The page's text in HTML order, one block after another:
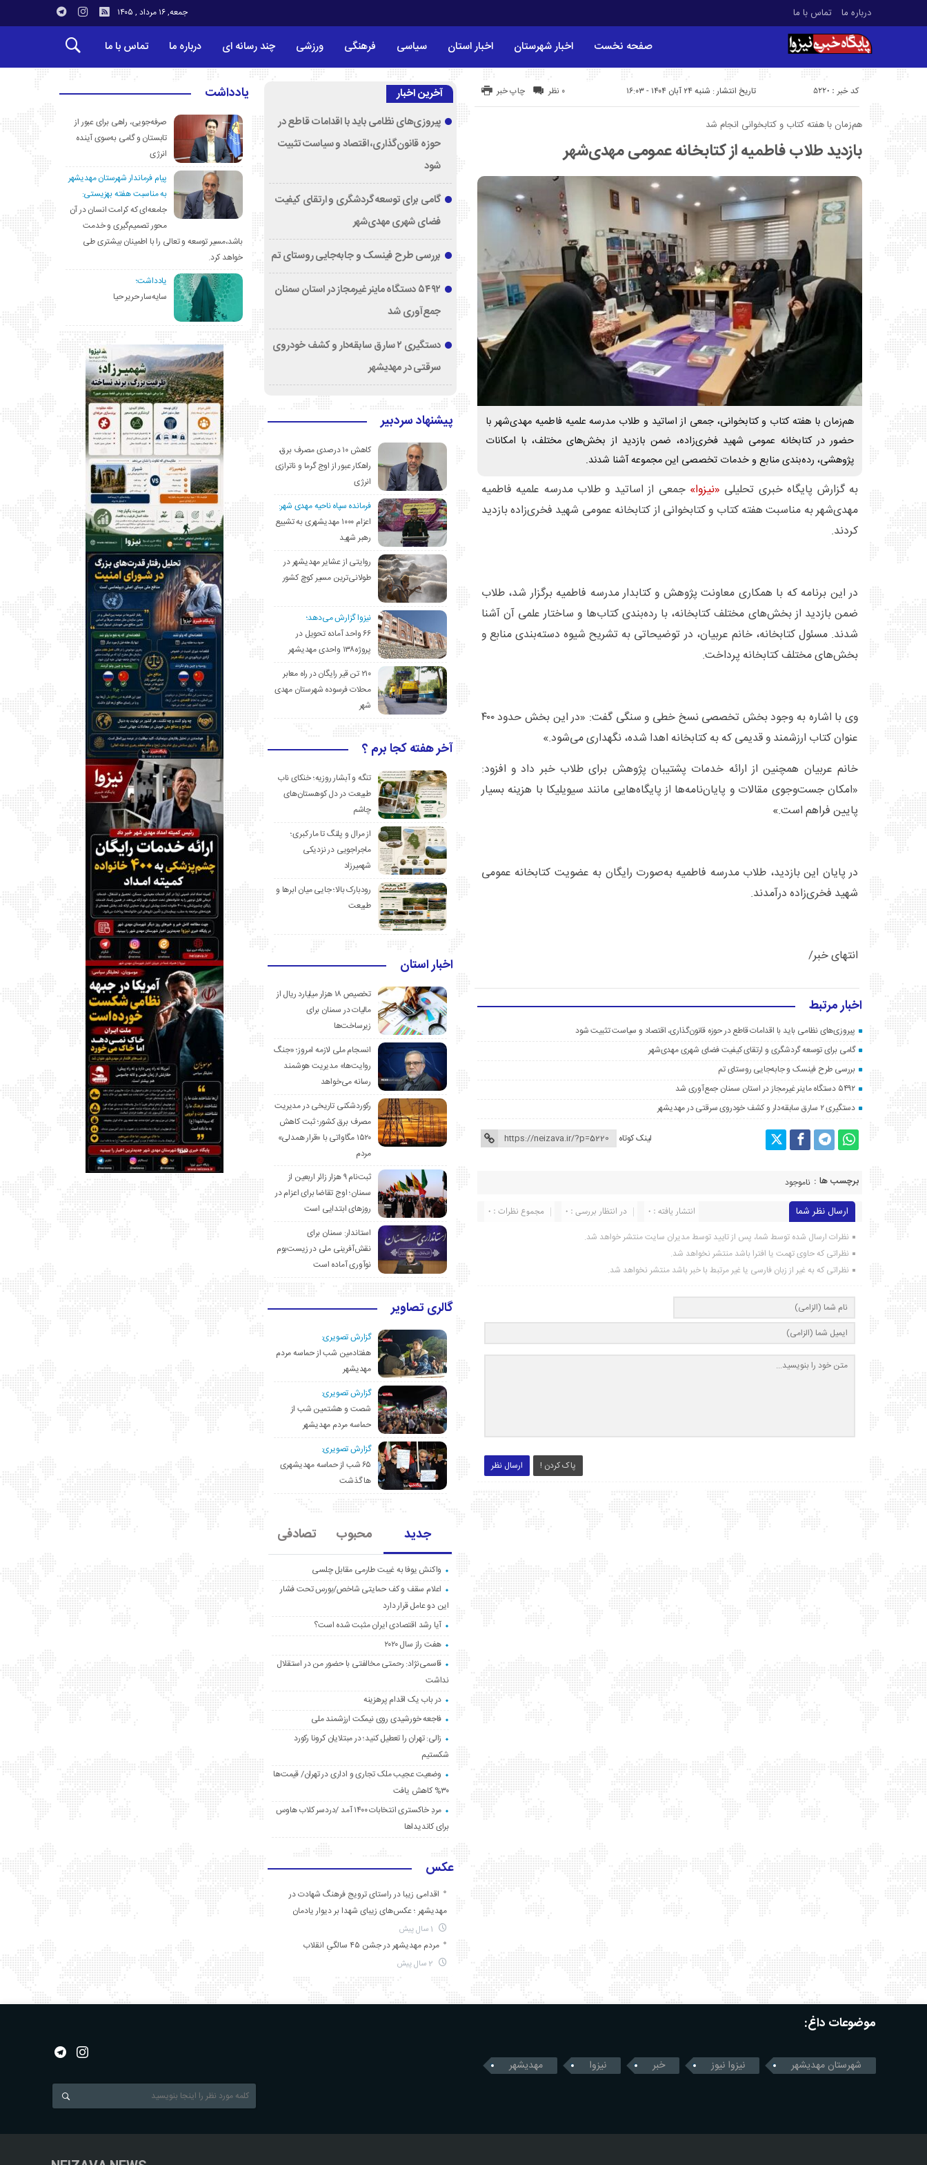
درباره ما تماس با ما جمعه, ۱۶ مرداد , ۱۴۰۵
صفحه نخست اخبار شهرستان اخبار استان سیاسی فرهنگی ورزشی چند رسانه ای درباره ما تماس با ما
تاریخ انتشار : شنبه ۲۴ آبان ۱۴۰۴ - ۱۶:۰۳ کد خبر : 5220 چاپ خبر ۰ نظر
هم‌زمان با هفته کتاب و کتابخوانی انجام شد
بازدید طلاب فاطمیه از کتابخانه عمومی مهدی‌شهر
هم‌زمان با هفته کتاب و کتابخوانی، جمعی از اساتید و طلاب مدرسه علمیه فاطمیه مهدی‌شهر با
حضور در کتابخانه عمومی شهید فخری‌زاده، ضمن بازدید از بخش‌های مختلف، با امکانات
پژوهشی، رده‌بندی منابع و خدمات تخصصی این مجموعه آشنا شدند.
به گزارش پایگاه خبری تحلیلی «نیزوا» جمعی از اساتید و طلاب مدرسه علمیه فاطمیه
مهدی‌شهر به مناسبت هفته کتاب و کتابخوانی از کتابخانه عمومی شهید فخری‌زاده بازدید
کردند.
در این برنامه که با همکاری معاونت پژوهش و کتابدار مدرسه فاطمیه برگزار شد، طلاب
ضمن بازدید از بخش‌های مختلف کتابخانه، با رده‌بندی کتاب‌ها و ساختار علمی آن آشنا
شدند. مسئول کتابخانه، خانم عربیان، در توضیحاتی به تشریح شیوه دسته‌بندی منابع و
بخش‌های مختلف کتابخانه پرداخت.
وی با اشاره به وجود بخش تخصصی نسخ خطی و سنگی گفت: «در این بخش حدود ۴۰۰
عنوان کتاب ارزشمند و قدیمی که به کتابخانه اهدا شده، نگهداری می‌شود.»
خانم عربیان همچنین از ارائه خدمات پشتیبان پژوهش برای طلاب خبر داد و افزود:
«امکان جست‌وجوی مقالات و پایان‌نامه‌ها از پایگاه‌هایی مانند سیویلیکا با هزینه بسیار
پایین فراهم است.»
در پایان این بازدید، طلاب مدرسه فاطمیه به‌صورت رایگان به عضویت کتابخانه عمومی
شهید فخری‌زاده درآمدند.
انتهای خبر/
اخبار مرتبط
پیروزی‌های نظامی باید با اقدامات قاطع در حوزه قانون‌گذاری، اقتصاد و سیاست تثبیت شود
گامی برای توسعه گردشگری و ارتقای کیفیت فضای شهری مهدی‌شهر
بررسی طرح فینسک و جابه‌جایی روستای تم
۵۴۹۲ دستگاه ماینر غیرمجاز در استان سمنان جمع‌آوری شد
دستگیری ۲ سارق سابقه‌دار و کشف خودروی سرقتی در مهدیشهر
لینک کوتاه
برچسب ها : ناموجود
ارسال نظر شما مجموع نظرات : 0 در انتظار بررسی : 0 انتشار یافته : ۰
نظرات ارسال شده توسط شما، پس از تایید توسط مدیران سایت منتشر خواهد شد.
نظراتی که حاوی تهمت یا افترا باشد منتشر نخواهد شد.
نظراتی که به غیر از زبان فارسی یا غیر مرتبط با خبر باشد منتشر نخواهد شد.
ارسال نظر پاک کردن !
آخرین اخبار
پیروزی‌های نظامی باید با اقدامات قاطع در
حوزه قانون‌گذاری، اقتصاد و سیاست تثبیت
شود
گامی برای توسعه گردشگری و ارتقای کیفیت
فضای شهری مهدی‌شهر
بررسی طرح فینسک و جابه‌جایی روستای تم
۵۴۹۲ دستگاه ماینر غیرمجاز در استان سمنان
جمع‌آوری شد
دستگیری ۲ سارق سابقه‌دار و کشف خودروی
سرقتی در مهدیشهر
پیشنهاد سردبیر
کاهش ۱۰ درصدی مصرف برق،
راهکار عبور از اوج گرما و ناترازی
انرژی
فرمانده سپاه ناحیه مهدی شهر:
اعزام ۱۰۰۰ مهدیشهری به تشییع
رهبر شهید
روایتی از عشایر مهدیشهر در
طولانی‌ترین مسیر کوچ کشور
نیزوا گزارش می‌دهد؛
۶۶ واحد آماده تحویل در
پروژه۱۳۸ واحدی مهدیشهر
۲۱۰ تن قیر رایگان در راه معابر
محلات فرسوده شهرستان مهدی
شهر
آخر هفته کجا برم ؟
تنگه و آبشار روزیه؛ خنکای ناب
طبیعت در دل کوهستان‌های
چاشم
از مرال و پلنگ تا مار کبری؛
ماجراجویی در نزدیکی
شهمیرزاد
رودبارک بالا؛ جایی میان ابرها و
طبیعت
اخبار استان
تخصیص ۱۸ هزار میلیارد ریال از
مالیات در سمنان برای
زیرساخت‌ها
انسجام ملی لازمه امروز؛ «جنگ
روایت‌ها» مدیریت هوشمند
رسانه می‌خواهد
رکوردشکنی تاریخی در مدیریت
مصرف برق کشور؛ ثبت کاهش
۱۵۲۰ مگاواتی با «قرار همدلی»
مردم
ثبت‌نام ۹ هزار زائر اربعین از
سمنان؛ اوج تقاضا برای اعزام در
روزهای ابتدایی است
استاندار: سمنان برای
نقش‌آفرینی ملی در زیست‌بوم
نوآوری آماده است
گالری تصاویر
گزارش تصویری:
هفتادمین شب از حماسه مردم
مهدیشهر
گزارش تصویری:
شصت و هشتمین شب از
حماسه مردم مهدیشهر
گزارش تصویری:
۶۵ شب از حماسه مهدیشهری
ها گذشت
جدید محبوب تصادفی
واکنش یوفا به غیبت طارمی مقابل چلسی
اعلام سقف و کف حمایتی شاخص/بورس تحت فشار
این دو عامل قرار دارد
آیا رشد اقتصادی ایران مثبت شده است؟
هفت راز سال ۲۰۲۰
قاسمی‌نژاد: رحمتی مخالفتی با حضور من در استقلال
نداشت
در باب یک اقدام پرهزینه
فاجعه خورشیدی روی نیمکت ارزشمند ملی
زالی: تهران را تعطیل کنید؛ در مبتلایان کرونا رکورد
شکستیم
وضعیت عجیب ملک تجاری و اداری در تهران/ قیمت‌ها
۳۰% کاهش یافت
مردِ خاکستری انتخابات ۱۴۰۰ آمد /دردسر کلاب هاوس
برای کاندیداها
عکس
اقدامی زیبا در راستای ترویج فرهنگ شهادت در
مهدیشهر ؛ عکس‌های زیبای شهدا بر دیوار یادمان
مردم مهدیشهر در جشن ۴۵ سالگیِ انقلاب
یادداشت
صرفه‌جویی، راهی برای عبور از
تابستان و گامی به‌سوی آینده
انرژی
پیام فرماندار شهرستان مهدیشهر
به مناسبت هفته بهزیستی:
جامعه‌ای که کرامت انسان در آن
محور تصمیم‌گیری و خدمت
باشد،مسیر توسعه و تعالی را با اطمینان بیشتری طی
خواهد کرد.
یادداشت؛
سایه‌سار حریر حیا
موضوعات داغ:
شهرستان مهدیشهر نیزوا نیوز خبر نیزوا مهدیشهر